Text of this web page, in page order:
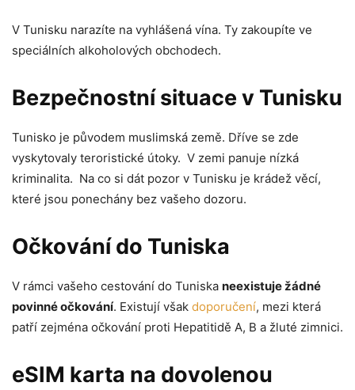
V Tunisku narazíte na vyhlášená vína. Ty zakoupíte ve
speciálních alkoholových obchodech.
Bezpečnostní situace v Tunisku
Tunisko je původem muslimská země. Dříve se zde
vyskytovaly teroristické útoky. V zemi panuje nízká
kriminalita. Na co si dát pozor v Tunisku je krádež věcí,
které jsou ponechány bez vašeho dozoru.
Očkování do Tuniska
V rámci vašeho cestování do Tuniska neexistuje žádné
povinné očkování. Existují však doporučení, mezi která
patří zejména očkování proti Hepatitidě A, B a žluté zimnici.
eSIM karta na dovolenou